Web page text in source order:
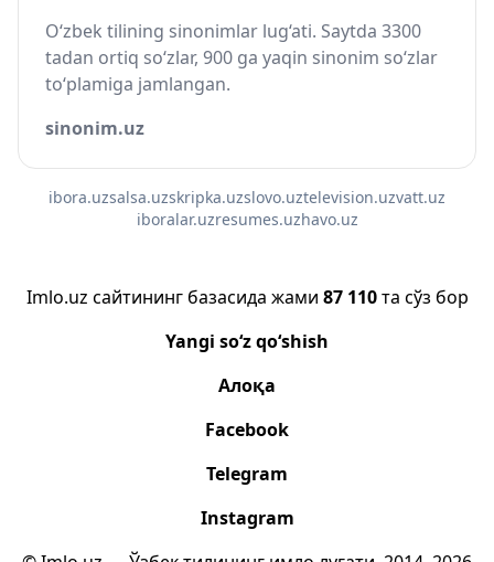
O‘zbek tilining sinonimlar lug‘ati. Saytda 3300
tadan ortiq so‘zlar, 900 ga yaqin sinonim so‘zlar
to‘plamiga jamlangan.
sinonim.uz
ibora.uzsalsa.uzskripka.uzslovo.uztelevision.uzvatt.uz
iboralar.uzresumes.uzhavo.uz
Imlo.uz сайтининг базасида жами 87 110та сўз бор
Yangi so‘z qo‘shish
Алоқа
Facebook
Telegram
Instagram